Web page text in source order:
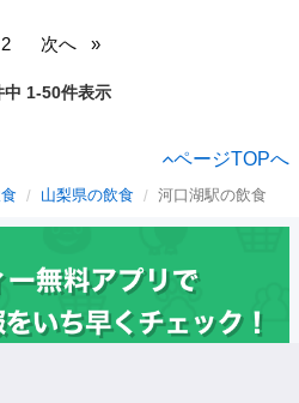
2 次へ
中 1-50件表示
ページTOPへ
山梨県の飲食 河口湖駅の飲食